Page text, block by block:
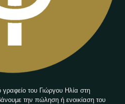
του Γιώργου Ηλία στη
την πώληση ή ενοικίαση του